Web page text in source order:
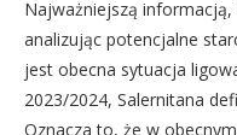
Najważniejszą
analizując potencjalne
jest obecna sytuacja
2023/2024, Salernitana
Oznacza to, że w